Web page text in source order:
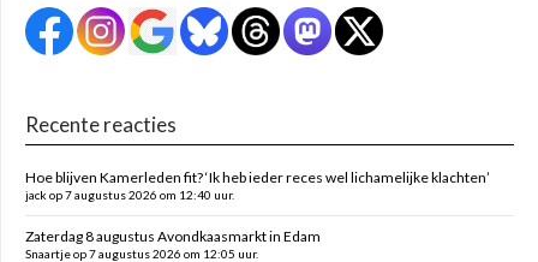
Recente reacties
Hoe blijven Kamerleden fit? ‘Ik heb ieder reces wel lichamelijke klachten’
jack op 7 augustus 2026 om 12:40 uur.
Zaterdag 8 augustus Avondkaasmarkt in Edam
Snaartje op 7 augustus 2026 om 12:05 uur.